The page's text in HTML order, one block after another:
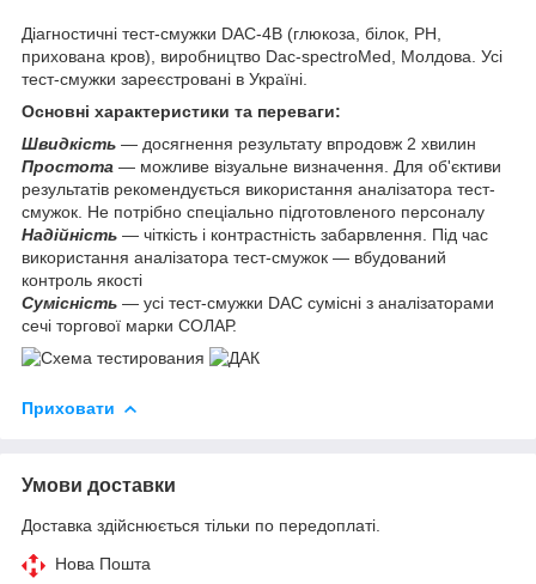
Діагностичні тест-смужки DAC-4В (глюкоза, білок, РН,
прихована кров), виробництво Dac-spectroMed, Молдова. Усі
тест-смужки зареєстровані в Україні.
Основні характеристики та переваги:
Швидкість — досягнення результату впродовж 2 хвилин
Простота — можливе візуальне визначення. Для об'єктиви
результатів рекомендується використання аналізатора тест-
смужок. Не потрібно спеціально підготовленого персоналу
Надійність — чіткість і контрастність забарвлення. Під час
використання аналізатора тест-смужок — вбудований
контроль якості
Сумісність — усі тест-смужки DAC сумісні з аналізаторами
сечі торгової марки СОЛАР.
Приховати
Умови доставки
Доставка здійснюється тільки по передоплаті.
Нова Пошта